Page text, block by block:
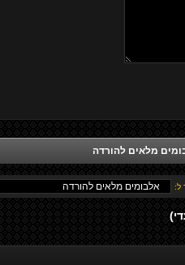
מלאים להורדה
ל: